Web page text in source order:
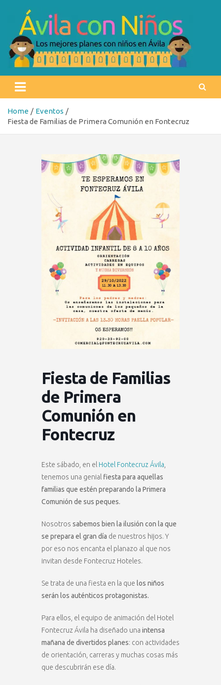
content
Ávila con niños
Home
Eventos
Fiesta de Familias de Primera Comunión en Fontecruz
Fiesta de Familias
de Primera
Comunión en
Fontecruz
Este sábado, en el Hotel Fontecruz Ávila
tenemos una genial fiesta para aquellas
familias que estén preparando la Primera
Comunión de sus peques.
Nosotros sabemos bien la ilusión con la que
se prepara el gran día de nuestros hijos. Y
por eso nos encanta el planazo al que nos
invitan desde Fontecruz Hoteles.
Se trata de una fiesta en la que los niños
serán los auténticos protagonistas.
Para ellos, el equipo de animación del Hotel
Fontecruz Ávila ha diseñado una intensa
mañana de divertidos planes: con actividades
de orientación, carreras y muchas cosas más
que descubrirán ese día.